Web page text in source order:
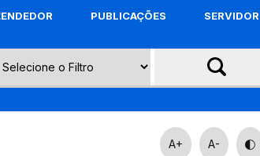
PUBLICAÇÕES SERVIDOR
A+ A-